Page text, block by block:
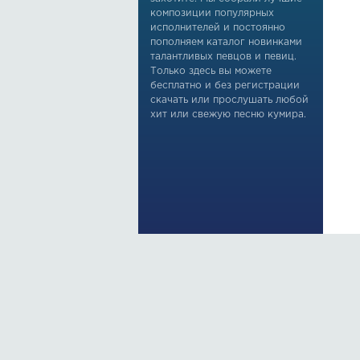
композиции популярных
исполнителей и постоянно
пополняем каталог новинками
талантливых певцов и певиц.
Только здесь вы можете
бесплатно и без регистрации
скачать или прослушать любой
хит или свежую песню кумира.